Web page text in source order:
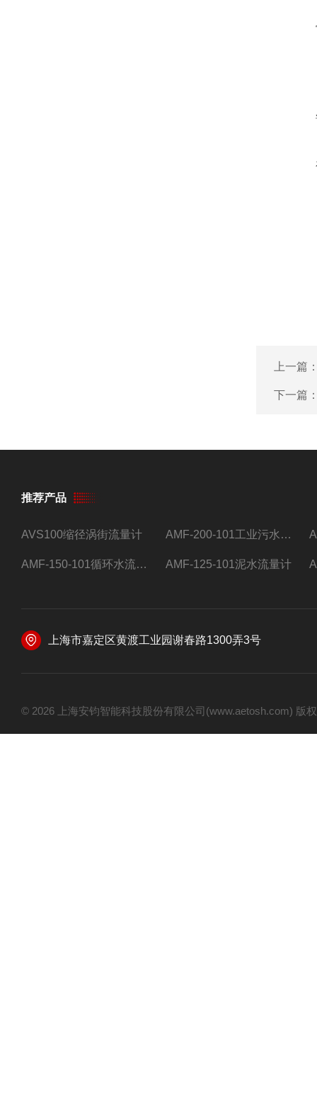
上一篇
下一篇
推荐产品
AVS100缩径涡街流量计 AMF-200-101工业污水流量计
AMF-150-101循环水流量计,电磁流量计 AMF-125-101泥水流量计
上海市嘉定区黄渡工业园谢春路1300弄3号
© 2026 上海安钧智能科技股份有限公司(www.aetosh.com)